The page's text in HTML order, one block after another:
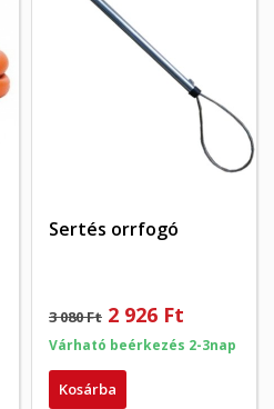
Sertés orrfogó
3 080 Ft 2 926 Ft
Várható beérkezés 2-3nap
Kosárba